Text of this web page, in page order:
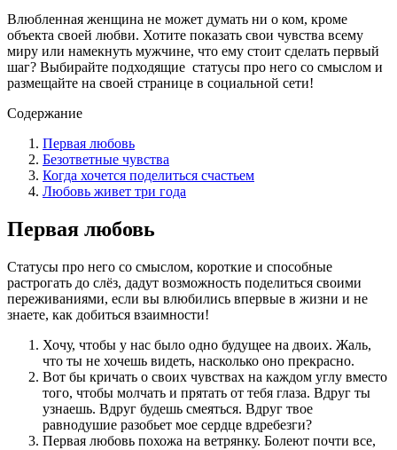
Влюбленная женщина не может думать ни о ком, кроме
объекта своей любви. Хотите показать свои чувства всему
миру или намекнуть мужчине, что ему стоит сделать первый
шаг? Выбирайте подходящие статусы про него со смыслом и
размещайте на своей странице в социальной сети!
Содержание
Первая любовь
Безответные чувства
Когда хочется поделиться счастьем
Любовь живет три года
Первая любовь
Статусы про него со смыслом, короткие и способные
растрогать до слёз, дадут возможность поделиться своими
переживаниями, если вы влюбились впервые в жизни и не
знаете, как добиться взаимности!
Хочу, чтобы у нас было одно будущее на двоих. Жаль,
что ты не хочешь видеть, насколько оно прекрасно.
Вот бы кричать о своих чувствах на каждом углу вместо
того, чтобы молчать и прятать от тебя глаза. Вдруг ты
узнаешь. Вдруг будешь смеяться. Вдруг твое
равнодушие разобьет мое сердце вдребезги?
Первая любовь похожа на ветрянку. Болеют почти все,